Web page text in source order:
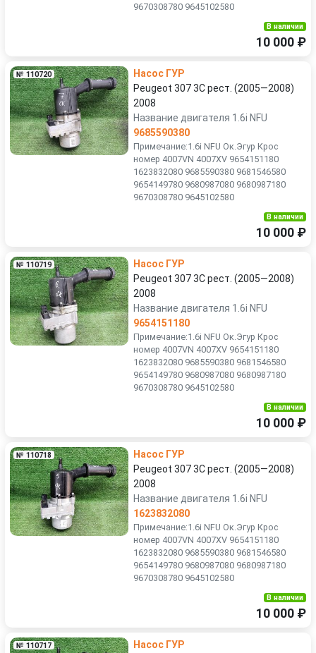
9670308780 9645102580
В наличии
10 000 ₽
№ 110720
Насос ГУР
Peugeot 307 3C рест. (2005—2008)
2008
Название двигателя 1.6i NFU
9685590380
Примечание:1.6i NFU Ок.Эгур Крос
номер 4007VN 4007XV 9654151180
1623832080 9685590380 9681546580
9654149780 9680987080 9680987180
9670308780 9645102580
В наличии
10 000 ₽
№ 110719
Насос ГУР
Peugeot 307 3C рест. (2005—2008)
2008
Название двигателя 1.6i NFU
9654151180
Примечание:1.6i NFU Ок.Эгур Крос
номер 4007VN 4007XV 9654151180
1623832080 9685590380 9681546580
9654149780 9680987080 9680987180
9670308780 9645102580
В наличии
10 000 ₽
№ 110718
Насос ГУР
Peugeot 307 3C рест. (2005—2008)
2008
Название двигателя 1.6i NFU
1623832080
Примечание:1.6i NFU Ок.Эгур Крос
номер 4007VN 4007XV 9654151180
1623832080 9685590380 9681546580
9654149780 9680987080 9680987180
9670308780 9645102580
В наличии
10 000 ₽
№ 110717
Насос ГУР